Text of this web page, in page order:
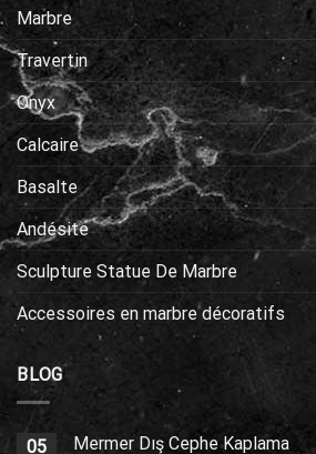
Marbre
Travertin
Onyx
Calcaire
Basalte
Andésite
Sculpture Statue De Marbre
Accessoires en marbre décoratifs
BLOG
05 Mermer Dış Cephe Kaplama